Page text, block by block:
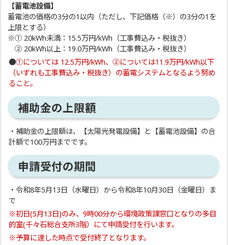
【蓄電池設備】
蓄電池の価格の3分の1以内（ただし、下記価格（※）の3分の1を
上限とする）
※① 20kWh未満：15.5万円/kWh（工事費込み・税抜き）
② 20kWh以上：19.0万円/kWh（工事費込み・税抜き）
●①については 12.5万円/kWh、②については11.9万円/kWh以下
（いずれも工事費込み・税抜き）の蓄電システムとなるよう努め
ること。
補助金の上限額
・補助金の上限額は、【太陽光発電設備】と【蓄電池設備】の合
計額で100万円までです。
申請受付の期間
・令和8年5月13日（水曜日）から令和8年10月30日（金曜日）ま
で
※初日(5月13日)のみ、9時00分から環境政策課窓口となりの多目
的室(千々石総合支所3階）にて申請受付を行います。
※予算に達した時点で受付終了となります。